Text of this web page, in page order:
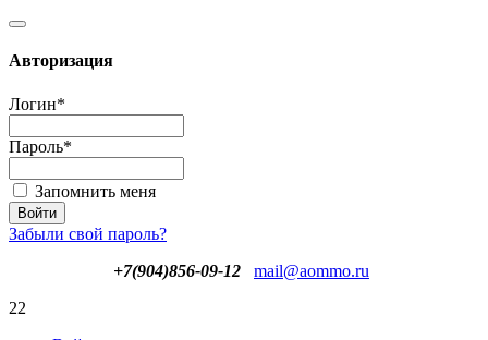
Авторизация
Логин*
Пароль*
Запомнить меня
Забыли свой пароль?
+7(904)856-09-12
mail@aommo.ru
22